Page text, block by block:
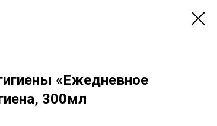
«Ежедневное
300мл